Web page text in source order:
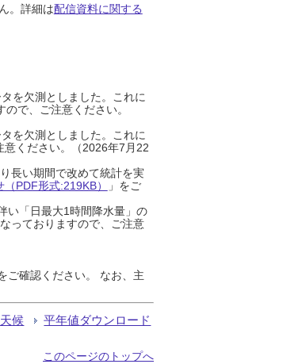
。詳細は配信資料に関する
を欠測としました。これに
で、ご注意ください。
を欠測としました。これに
ください。（2026年7月22
長い期間で改めて統計を実
（PDF形式:219KB）
」をご
い「日最大1時間降水量」の
っておりますので、ご注意
ご確認ください。 なお、主
候 平年値ダウンロード
このページのトップへ